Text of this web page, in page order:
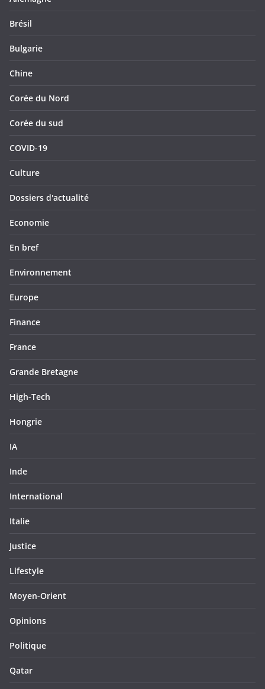
Brésil
Bulgarie
Chine
Corée du Nord
Corée du sud
COVID-19
Culture
Dossiers d'actualité
Economie
En bref
Environnement
Europe
Finance
France
Grande Bretagne
High-Tech
Hongrie
IA
Inde
International
Italie
Justice
Lifestyle
Moyen-Orient
Opinions
Politique
Qatar